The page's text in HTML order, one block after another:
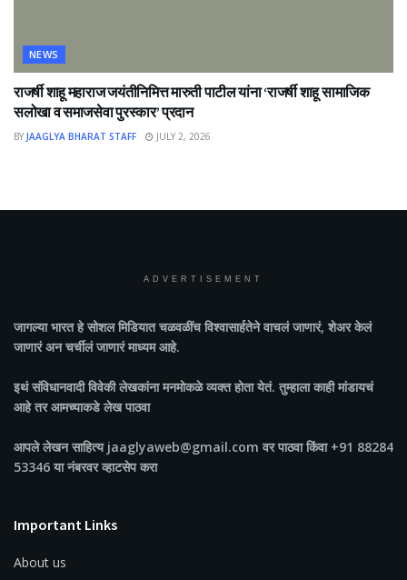
NEWS
राजर्षी शाहू महाराज जयंतीनिमित्त मारुती पाटील यांना ‘राजर्षी शाहू सामाजिक
सलोखा व समाजसेवा पुरस्कार’ प्रदान
BY JAAGLYA BHARAT STAFF JULY 2, 2026
ADVERTISEMENT
जागल्या भारतहे सोशल मिडियात चळवळींच विश्वासार्हतेने वाचलं जाणारं, शेअर केलं
जाणारं अन चर्चीलं जाणारं माध्यम आहे.
इथं संविधानवादी विवेकी लेखकांना मनमोकळे व्यक्त होता येतं. तुम्हाला काही मांडायचं
आहे तर आमच्याकडे लेख पाठवा
आपले लेखन साहित्य jaaglyaweb@gmail.com वर पाठवा किंवा +91 88284
53346 या नंबरवर व्हाटसेप करा
Important Links
About us